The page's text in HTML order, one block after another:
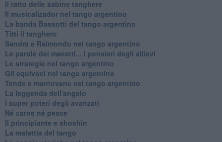
Il ratto delle sabine tanghere
Il musicalizador nel tango argentino
La banda Bassotti del tango argentino
Titti il tanghero
Sandra e Raimondo nel tango argentino
Le parole dei maestri... i pensieri degli allievi
Le strategie nel tango argentino
Gli equivoci nel tango argentino
Tende e mantovane nel tango argentino
La leggenda dell'angelo
I super poteri degli avanzati
​Né carne né pesce
Il principiante e shoshin
La malattia del tango